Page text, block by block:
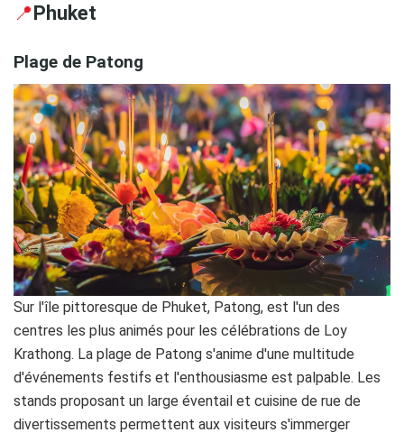
📍Phuket
Plage de Patong
Sur l'île pittoresque de Phuket, Patong, est l'un des
centres les plus animés pour les célébrations de Loy
Krathong. La plage de Patong s'anime d'une multitude
d'événements festifs et l'enthousiasme est palpable. Les
stands proposant un large éventail et cuisine de rue de
divertissements permettent aux visiteurs s'immerger